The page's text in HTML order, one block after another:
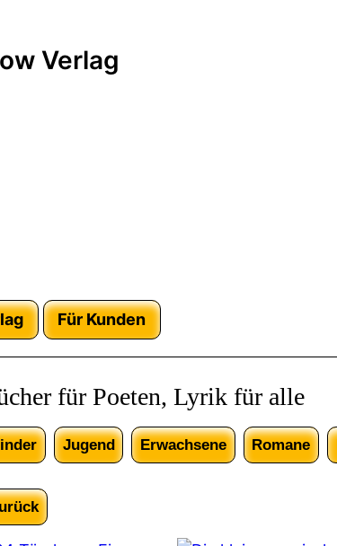
Verlag
Für Kunden
für Poeten, Lyrik für alle
Jugend Erwachsene Romane